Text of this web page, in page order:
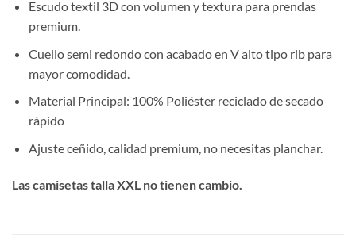
Escudo textil 3D con volumen y textura para prendas
premium.
Cuello semi redondo con acabado en V alto tipo rib para
mayor comodidad.
Material Principal: 100% Poliéster reciclado de secado
rápido
Ajuste ceñido, calidad premium, no necesitas planchar.
Las camisetas talla XXL no tienen cambio.